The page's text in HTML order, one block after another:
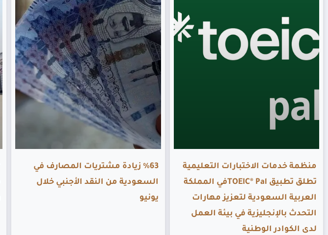
منظمة خدمات الاختبارات التعليمية
تطلق تطبيق TOEIC® Palفي المملكة
العربية السعودية لتعزيز مهارات
التحدث بالإنجليزية في بيئة العمل
لدى الكوادر الوطنية
%63 زيادة مشتريات المصارف في
السعودية من النقد الأجنبي خلال
يونيو